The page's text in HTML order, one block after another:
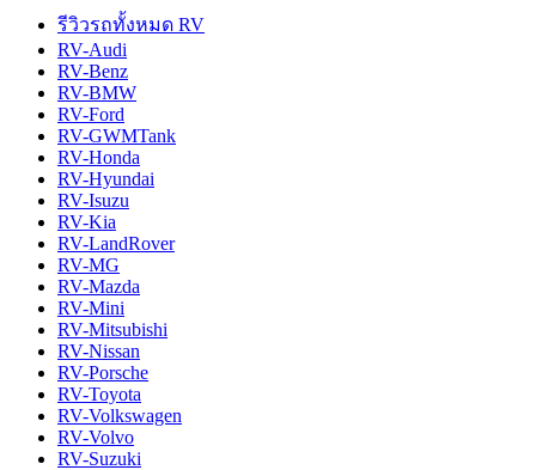
รีวิวรถทั้งหมด RV
RV-Audi
RV-Benz
RV-BMW
RV-Ford
RV-GWMTank
RV-Honda
RV-Hyundai
RV-Isuzu
RV-Kia
RV-LandRover
RV-MG
RV-Mazda
RV-Mini
RV-Mitsubishi
RV-Nissan
RV-Porsche
RV-Toyota
RV-Volkswagen
RV-Volvo
RV-Suzuki